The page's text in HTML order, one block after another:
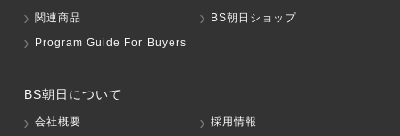
関連商品
BS朝日ショップ
Program Guide For Buyers
BS朝日について
会社概要
採用情報